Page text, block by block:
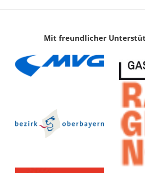
Mit freundlicher